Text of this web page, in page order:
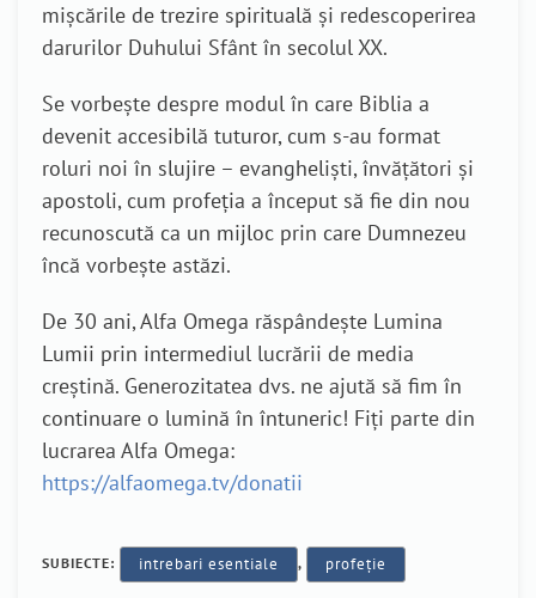
mișcările de trezire spirituală și redescoperirea
darurilor Duhului Sfânt în secolul XX.
Se vorbește despre modul în care Biblia a
devenit accesibilă tuturor, cum s-au format
roluri noi în slujire – evangheliști, învățători și
apostoli, cum profeția a început să fie din nou
recunoscută ca un mijloc prin care Dumnezeu
încă vorbește astăzi.
De 30 ani, Alfa Omega răspândește Lumina
Lumii prin intermediul lucrării de media
creștină. Generozitatea dvs. ne ajută să fim în
continuare o lumină în întuneric! Fiți parte din
lucrarea Alfa Omega:
https://alfaomega.tv/donatii
SUBIECTE: intrebari esentiale , profeție